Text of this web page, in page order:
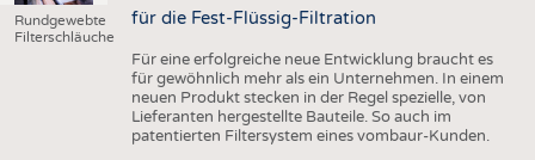
Rundgewebte
Filterschläuche
für die Fest-Flüssig-Filtration
Für eine erfolgreiche neue Entwicklung braucht es
für gewöhnlich mehr als ein Unternehmen. In einem
neuen Produkt stecken in der Regel spezielle, von
Lieferanten hergestellte Bauteile. So auch im
patentierten Filtersystem eines vombaur-Kunden.